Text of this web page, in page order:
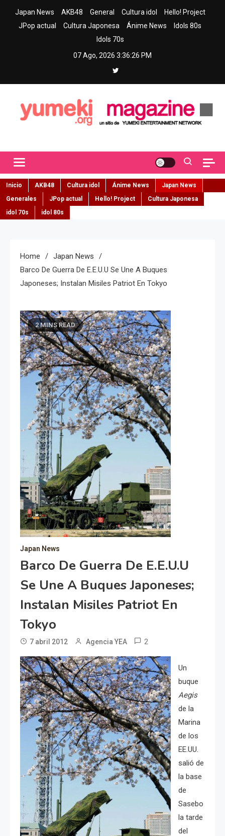
Japan News AKB48 General Cultura idol
Hello! Project
JPop actual
Cultura Japonesa Ánime News
Idols 80s
Idols 70s
07 Ago, 2026 3:36:28 PM
Inicio AKB48 Cultura idol Ánime News
Japan News
Generales
JPop actual Hello! Project
Cultura Japonesa
idol 70s
idol 80s
Home
Japan News
Barco De Guerra De E.E.U.U Se Une A Buques
Japoneses; Instalan Misiles Patriot En Tokyo
2 MINS READ
Japan News
Barco De Guerra De E.E.U.U
Se Une A Buques Japoneses;
Instalan Misiles Patriot En
Tokyo
7 abril 2012 Agencia YEA 2
Un
buque
Aegis
de la
Marina
de los
EE.UU.
salió de
la base
de
Sasebo
la tarde
del